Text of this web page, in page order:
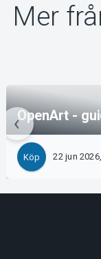
Mer
OpenArt -
Köp 22 jun